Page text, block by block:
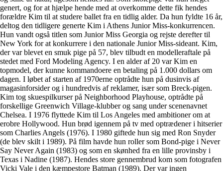
genert, og for at hjælpe hende med at overkomme dette fik hendes
forældre Kim til at studere ballet fra en tidlig alder. Da hun fyldte 16 år,
deltog den tidligere generte Kim i Athens Junior Miss-konkurrencen.
Hun vandt også titlen som Junior Miss Georgia og rejste derefter til
New York for at konkurrere i den nationale Junior Miss-sideant. Kim,
der var blevet en smuk pige på 57, blev tilbudt en modelleraftale på
stedet med Ford Modeling Agency. I en alder af 20 var Kim en
topmodel, der kunne kommandoere en betaling på 1.000 dollars om
dagen. I løbet af starten af ​​1970erne optrådte hun på dusinvis af
magasinforsider og i hundredvis af reklamer, især som Breck-pigen.
Kim tog skuespilkurser på Neighborhood Playhouse, optrådte på
forskellige Greenwich Village-klubber og sang under scenenavnet
Chelsea. I 1976 flyttede Kim til Los Angeles med ambitioner om at
erobre Hollywood. Hun brød igennem på tv med optrædener i hitserier
som Charlies Angels (1976). I 1980 giftede hun sig med Ron Snyder
(de blev skilt i 1989). På film havde hun roller som Bond-pige i Never
Say Never Again (1983) og som en skønhed fra en lille provinsby i
Texas i Nadine (1987). Hendes store gennembrud kom som fotografen
Vicki Vale i den kæmpestore Batman (1989). Der var ingen